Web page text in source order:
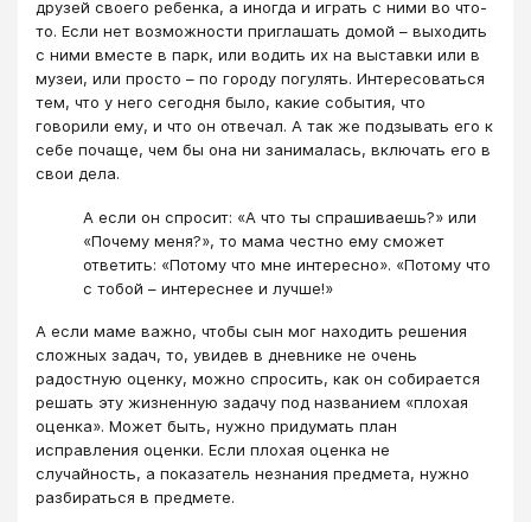
друзей своего ребенка, а иногда и играть с ними во что-
то. Если нет возможности приглашать домой – выходить
с ними вместе в парк, или водить их на выставки или в
музеи, или просто – по городу погулять. Интересоваться
тем, что у него сегодня было, какие события, что
говорили ему, и что он отвечал. А так же подзывать его к
себе почаще, чем бы она ни занималась, включать его в
свои дела.
А если он спросит: «А что ты спрашиваешь?» или
«Почему меня?», то мама честно ему сможет
ответить: «Потому что мне интересно». «Потому что
с тобой – интереснее и лучше!»
А если маме важно, чтобы сын мог находить решения
сложных задач, то, увидев в дневнике не очень
радостную оценку, можно спросить, как он собирается
решать эту жизненную задачу под названием «плохая
оценка». Может быть, нужно придумать план
исправления оценки. Если плохая оценка не
случайность, а показатель незнания предмета, нужно
разбираться в предмете.